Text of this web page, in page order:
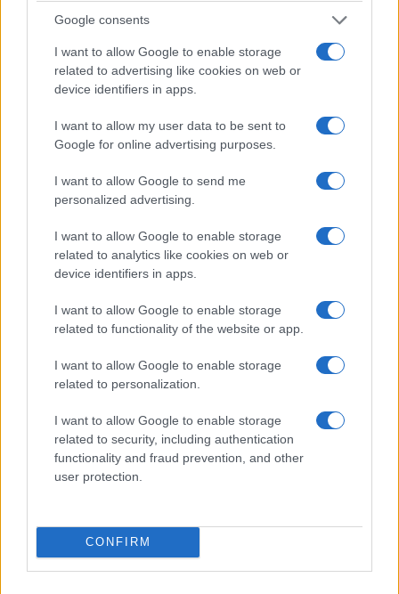
Google consents
I want to allow Google to enable storage
related to advertising like cookies on web or
device identifiers in apps.
I want to allow my user data to be sent to
Google for online advertising purposes.
I want to allow Google to send me
personalized advertising.
I want to allow Google to enable storage
related to analytics like cookies on web or
device identifiers in apps.
I want to allow Google to enable storage
related to functionality of the website or app.
I want to allow Google to enable storage
related to personalization.
I want to allow Google to enable storage
related to security, including authentication
functionality and fraud prevention, and other
user protection.
CONFIRM
12.000 persone, aveva inviato una lettera a Biden
e il mondo, sta vivendo a causa della guerra in
Ucraina, potrebbe essere vista come una scusa
chavista. Nella lettera, l’ex sindaco aveva chiesto
al presidente degli Stati Uniti di mantenere le
sanzioni e aveva ricordato che gli oltre sette
milioni di venezuelani che sono emigrati
forzatamente non lo hanno fatto a causa delle
sanzioni, ma per la dittatura e la sua folle gestione
economica.
Nicaragua: più di 160 i giornalisti costretti
Tra di loro ci sono le redazioni del quotidiano La
Prensa e dei media digitali Articulo 66,
Confidencial, Despacho 505 Divergentes,
Actual, Nicaragua Investiga, oltre a corrispondenti
della stampa estera.